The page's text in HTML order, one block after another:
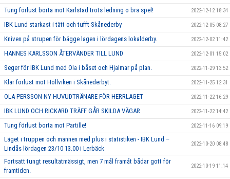
Tung förlust borta mot Karlstad trots ledning o bra spel! 2022-12-12 18:34
IBK Lund starkast i tätt och tufft Skånederby 2022-12-05 08:27
Kniven på strupen för bägge lagen i lördagens lokalderby. 2022-12-02 11:42
HANNES KARLSSON ÅTERVÄNDER TILL LUND 2022-12-01 15:02
Seger för IBK Lund med Ola i båset och Hjalmar på plan. 2022-11-29 13:52
Klar förlust mot Höllviken i Skånederbyt. 2022-11-25 12:31
OLA PERSSON NY HUVUDTRÄNARE FÖR HERRLAGET 2022-11-22 16:29
IBK LUND OCH RICKARD TRÄFF GÅR SKILDA VÄGAR 2022-11-22 14:42
Tung förlust borta mot Partille! 2022-11-16 09:19
Läget i truppen och mannen med plus i statistiken - IBK Lund –
Lindås lördagen 23/10 13.00 i Lerbäck
2022-10-20 08:48
Fortsatt tungt resultatmässigt, men 7 mål framåt bådar gott för
framtiden.
2022-10-19 11:14